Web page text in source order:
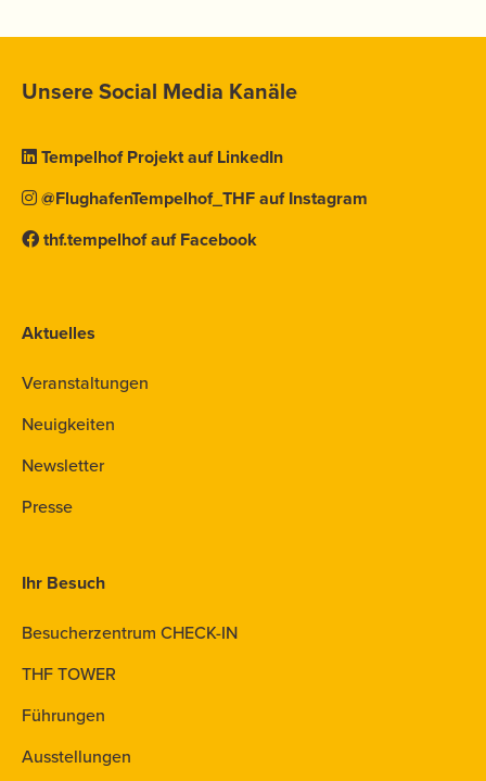
Unsere Social Media Kanäle
Tempelhof Projekt auf LinkedIn
@FlughafenTempelhof_THF auf Instagram
thf.tempelhof auf Facebook
Aktuelles
Veranstaltungen
Neuigkeiten
Newsletter
Presse
Ihr Besuch
Besucherzentrum CHECK-IN
THF TOWER
Führungen
Ausstellungen